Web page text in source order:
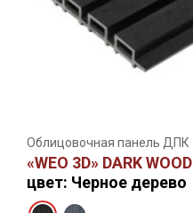
Облицовочная панель ДПК
«WEO 3D» DARK WOOD
цвет: Черное дерево